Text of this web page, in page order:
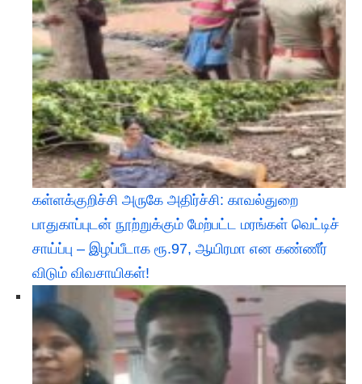
கள்ளக்குறிச்சி அருகே அதிர்ச்சி: காவல்துறை
பாதுகாப்புடன் நூற்றுக்கும் மேற்பட்ட மரங்கள் வெட்டிச்
சாய்ப்பு – இழப்பீடாக ரூ.97, ஆயிரமா என கண்ணீர்
விடும் விவசாயிகள்!